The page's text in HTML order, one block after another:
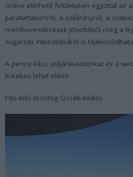
online elérhető felületeken egyúttal az
páratartalomról, a szélirányról, a
mérőberendezések jóvoltából még a
sugárzás intenzitásáról is
A percre kész időjárásadatokat és a
linkeken lehet elérni:
Pilis-tető (Boldog Özséb-kilátó)